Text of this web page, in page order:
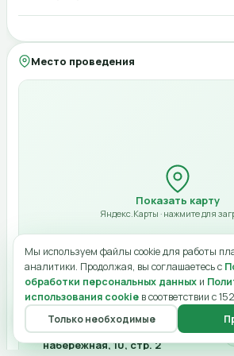
Место проведения
Показать карту
Яндекс.Карты · нажмите для
Москва, Пресненская
набережная, 10, стр. 2
Компания
Отмена
Город (для офлайн)
Адрес (для офлайн)
Ссылка онлайн
Лимит мест
Категория
Мы используем файлы cookie для работы
аналитики. Продолжая, вы соглашаетесь с
обработки персональных данных и
использования cookie в соответствии с
Только необходимые
Главная Меню О нас